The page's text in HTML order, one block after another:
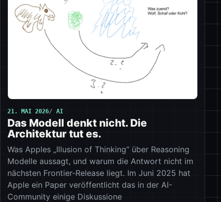
21. MAI 2026 AI
Das Modell denkt nicht. Die
Architektur tut es.
Was Apples „Illusion of Thinking“ über Reasoning
Modelle aussagt, und warum die Antwort nicht im
nächsten Frontier-Release liegt. Im Juni 2025 hat
Apple ein Paper veröffentlicht das in der AI-
Community einige Diskussione